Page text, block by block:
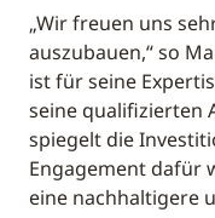
„Wir freuen uns
auszubauen,“ so
ist für seine
seine qualifizierten
spiegelt die
Engagement dafür
eine nachhaltigere